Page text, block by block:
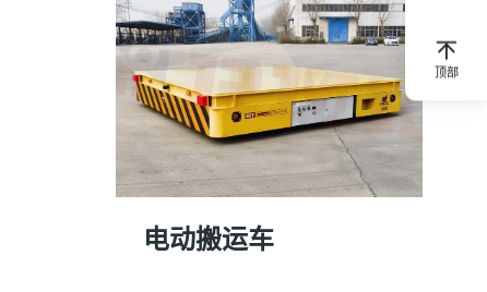
电动搬运车
顶部